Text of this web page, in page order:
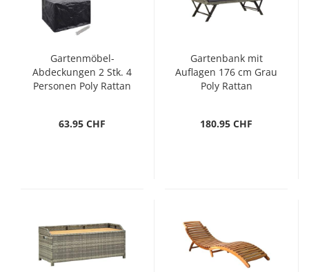
Gartenmöbel-
Abdeckungen 2 Stk. 4
Personen Poly Rattan
63.95 CHF
Gartenbank mit
Auflagen 176 cm Grau
Poly Rattan
180.95 CHF